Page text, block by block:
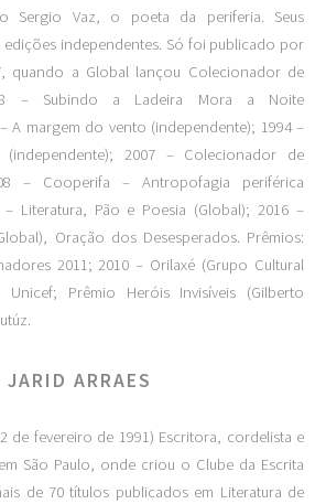
Sergio Vaz, o poeta da periferia. Seus
independentes. Só foi publicado por
quando a Global lançou Colecionador de
– Subindo a Ladeira Mora a Noite
A margem do vento (independente); 1994 –
(independente); 2007 – Colecionador de
– Cooperifa – Antropofagia periférica
– Literatura, Pão e Poesia (Global); 2016 –
Oração dos Desesperados. Prêmios:
2011; 2010 – Orilaxé (Grupo Cultural
Unicef; Prêmio Heróis Invisíveis (Gilberto
JARID ARRAES
de fevereiro de 1991) Escritora, cordelista e
São Paulo, onde criou o Clube da Escrita
de 70 títulos publicados em Literatura de